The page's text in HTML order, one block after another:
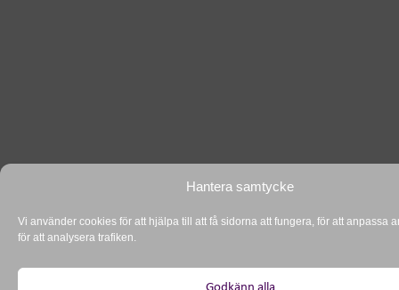
Hantera samtycke
Vi använder cookies för att hjälpa till att få sidorna att fungera, för att anpassa
för att analysera trafiken.
Godkänn alla